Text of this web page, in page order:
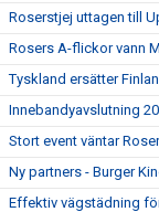
Roserstjej uttagen till
Rosers A-flickor vann
Tyskland ersätter
Innebandyavslutning
Stort event väntar
Ny partners - Burger
Effektiv vägstädning